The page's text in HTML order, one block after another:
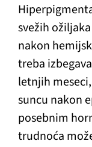
svežih
nakon
treba
letnjih
suncu nakon
posebnim
trudnoća